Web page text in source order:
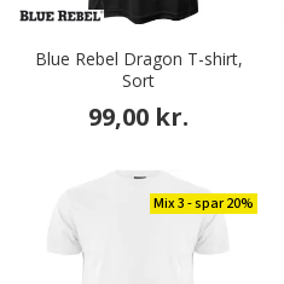
Blue Rebel Dragon T-shirt,
Sort
99,00 kr.
Mix 3 - spar 20%